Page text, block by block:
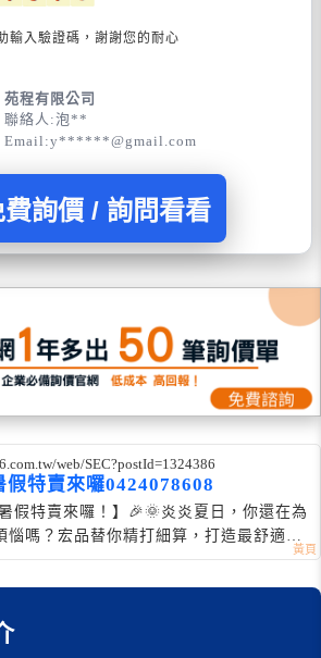
輸入驗證碼，謝謝您的耐心
苑程有限公司
聯絡人:泡**
Email:y******@gmail.com
費詢價 / 詢問看看
web/SEC?postId=1324386
假特賣來囉0424078608
假特賣來囉！】🎉🌞炎炎夏日，你還在為
嗎？宏品替你精打細算，打造最舒適的